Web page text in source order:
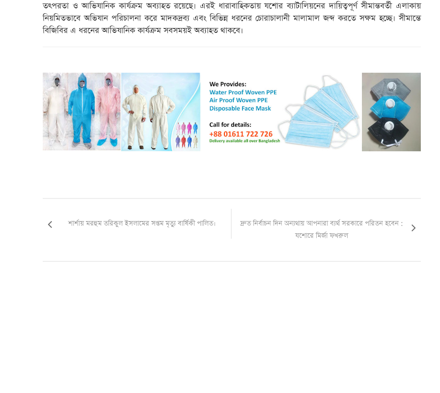
তৎপরতা ও আভিযানিক কার্যক্রম অব্যাহত রয়েছে। এরই ধারাবাহিকতায় যশোর ব্যাটালিয়নের দায়িত্বপূর্ণ সীমান্তবর্তী এলাকায়
নিয়মিতভাবে অভিযান পরিচালনা করে মাদকদ্রব্য এবং বিভিন্ন ধরনের চোরাচালানী মালামাল জব্দ করতে সক্ষম হচ্ছে। সীমান্তে
বিজিবির এ ধরনের আভিযানিক কার্যক্রম সবসময়ই অব্যাহত থাকবে।
শার্শায় মরহুম তরিকুল ইসলামের সপ্তম মৃত্যু বার্ষিকী পালিত।
দ্রুত নির্বাচন দিন অন্যথায় আপনারা ব্যর্থ সরকারে পরিতন হবেন :
যশোরে মির্জা ফখরুল